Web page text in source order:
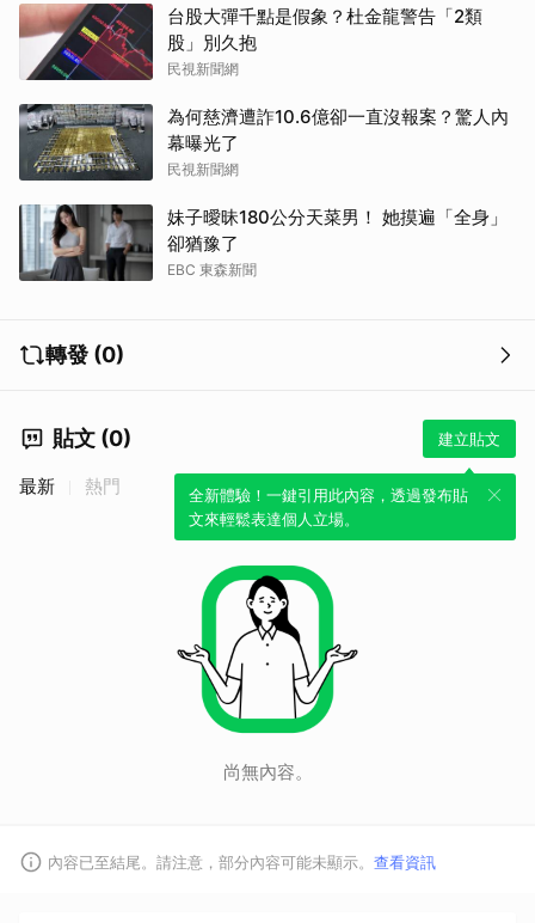
台股大彈千點是假象？杜金龍警告「2類
股」別久抱
民視新聞網
為何慈濟遭詐10.6億卻一直沒報案？驚人內
幕曝光了
民視新聞網
妹子曖昧180公分天菜男！ 她摸遍「全身」
卻猶豫了
EBC 東森新聞
轉發 (0)
貼文 (0) 建立貼文
全新體驗！一鍵引用此內容，透過發布貼
文來輕鬆表達個人立場。
最新 熱門
尚無內容。
內容已至結尾。請注意，部分內容可能未顯示。 查看資訊